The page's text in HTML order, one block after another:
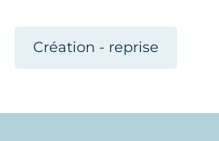
Création - reprise